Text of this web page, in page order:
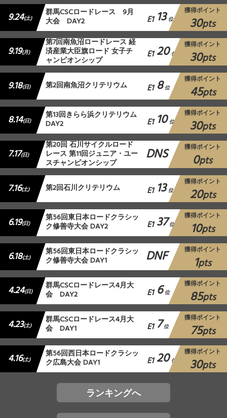
9.24(土) 群馬CSCロードレース 9月
大会 DAY2 E1 13 位
獲得ポイント
30pts
9.19(月)
第7回南魚沼ロードレース 経
済産業大臣旗ロード 女子チ
ャンピオンシップ E1 20 位
獲得ポイント
30pts
9.18(日) 第2回南魚沼クリテリウム E1 8 位
獲得ポイント
45pts
8.14(日) 第13回きらら浜クリテリウム
DAY2 E1 10 位
獲得ポイント
30pts
7.17(日)
第20回 石川サイクルロード
レース 第11回ジュニア・ユー
スチャンピオンシップ DNS 獲得ポイント
0pts
7.16(土) 第2回石川クリテリウム E1 13 位
獲得ポイント
20pts
6.19(日) 第56回東日本ロードクラシッ
ク修善寺大会 DAY2 E1 37 位
獲得ポイント
10pts
6.18(土) 第56回東日本ロードクラシッ
ク修善寺大会 DAY1 DNF 獲得ポイント
1pts
4.24(日) 群馬CSCロードレース4月大
会 DAY2 E1 6 位
獲得ポイント
85pts
4.23(土) 群馬CSCロードレース4月大
会 DAY1 E1 7 位
獲得ポイント
75pts
4.16(土) 第56回西日本ロードクラシッ
ク広島大会 DAY1 E1 20 位
獲得ポイント
30pts
ランキングへ